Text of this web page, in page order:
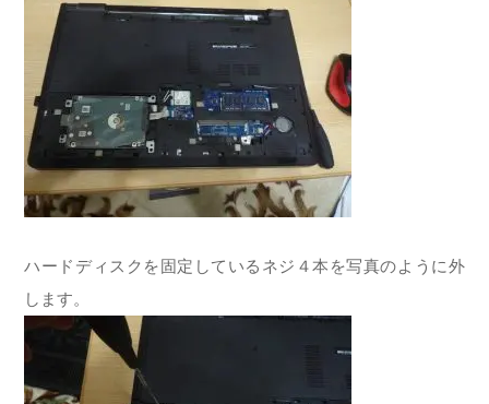
ハードディスクを固定しているネジ４本を写真のように外
します。